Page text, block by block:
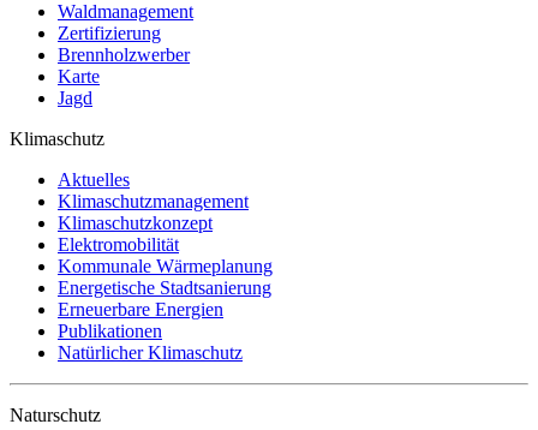
Waldmanagement
Zertifizierung
Brennholzwerber
Karte
Jagd
Klimaschutz
Aktuelles
Klimaschutzmanagement
Klimaschutzkonzept
Elektromobilität
Kommunale Wärmeplanung
Energetische Stadtsanierung
Erneuerbare Energien
Publikationen
Natürlicher Klimaschutz
Naturschutz